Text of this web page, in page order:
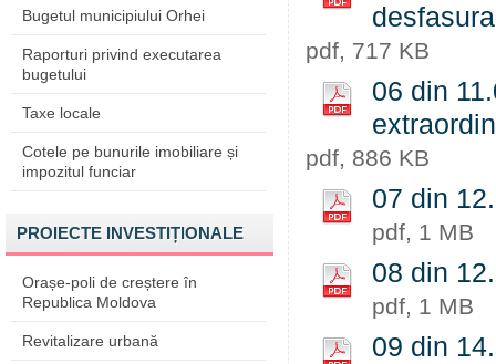
Bugetul municipiului Orhei
Raporturi privind executarea
bugetului
Taxe locale
Cotele pe bunurile imobiliare și
impozitul funciar
PROIECTE INVESTIȚIONALE
Orașe-poli de creștere în
Republica Moldova
Revitalizare urbană
pdf, 717 KB
06 din
pdf, 886 KB
07 din
pdf, 1 MB
08 din
pdf, 1 MB
09 din